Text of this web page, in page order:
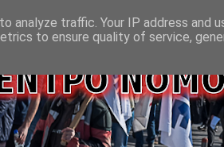
analyze traffic. Your IP address and
to ensure quality of service,